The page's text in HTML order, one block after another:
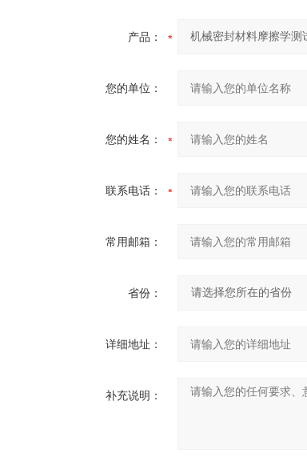
产品：
您的单位：
您的姓名：
联系电话：
常用邮箱：
省份：
详细地址：
补充说明：